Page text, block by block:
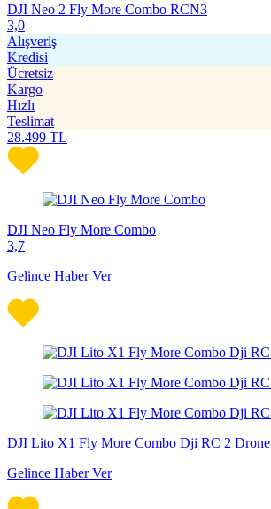
DJI Neo 2 Fly More Combo RCN3
3,0
Alışveriş
Kredisi
Ücretsiz
Kargo
Hızlı
Teslimat
28.499 TL
DJI Neo Fly More Combo
3,7
Gelince Haber Ver
DJI Lito X1 Fly More Combo Dji RC 2 Drone
Gelince Haber Ver